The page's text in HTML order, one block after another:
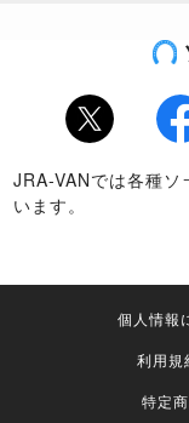
Twitter
JRA-VANでは各種
います。
個人情報
利用規
特定